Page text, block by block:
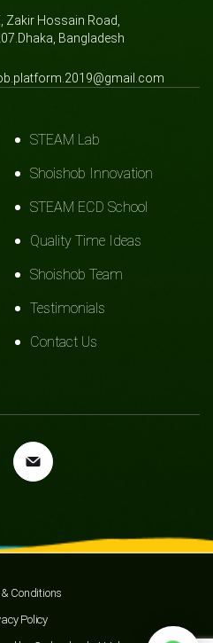
Zakir Hossain Road,
Bangladesh
STEAM Lab
Shoishob Innovation
STEAM ECD School
Quality Time Ideas
Shoishob Team
Testimonials
Contact Us
Conditions
Policy